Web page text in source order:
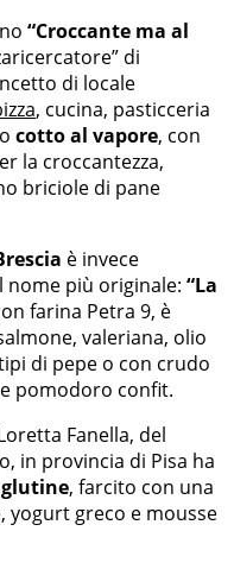
“Croccante ma al
di
di locale
, cucina, pasticceria
cotto al vapore, con
la croccantezza,
briciole di pane
è invece
nome più originale: “La
farina Petra 9, è
valeriana, olio
di pepe o con crudo
pomodoro confit.
Fanella, del
in provincia di Pisa ha
, farcito con una
yogurt greco e mousse